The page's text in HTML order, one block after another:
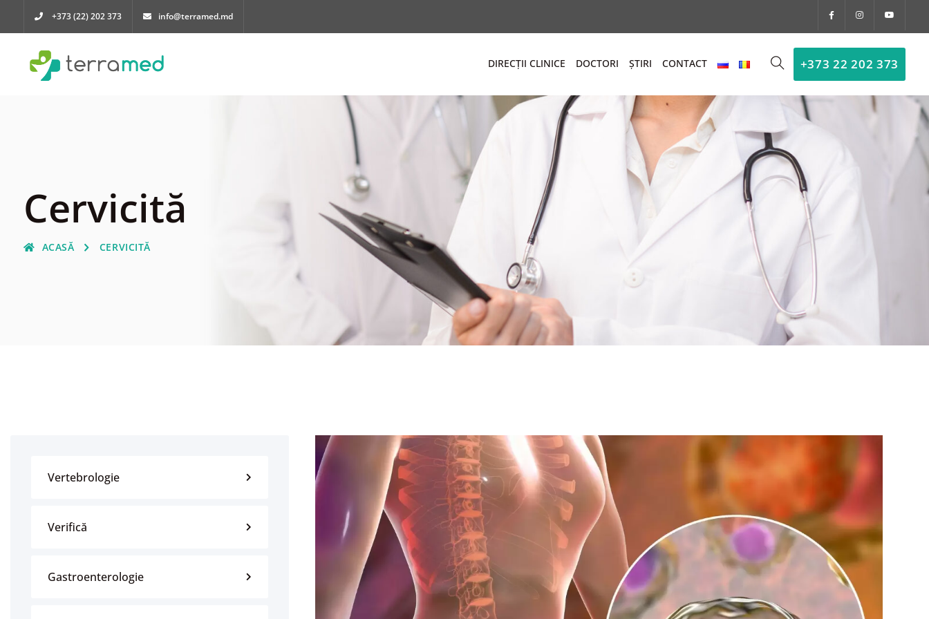
+373 (22) 202 373 info@terramed.md
DIRECȚII CLINICE DOCTORI ȘTIRI CONTACT +373 22 202 373
Cervicită
ACASĂ CERVICITĂ
Vertebrologie
Verifică
Gastroenterologie